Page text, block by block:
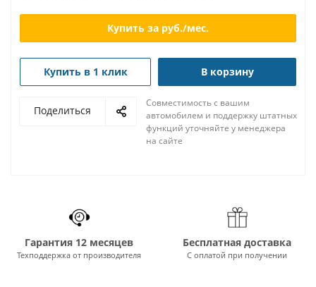
Купить за руб./мес.
Купить в 1 клик В корзину
Поделиться
Совместимость с вашим
автомобилем и поддержку штатных
функций уточняйте у менеджера
на сайте
Гарантия 12 месяцев
Техподдержка от производителя
Бесплатная доставка
С оплатой при получении